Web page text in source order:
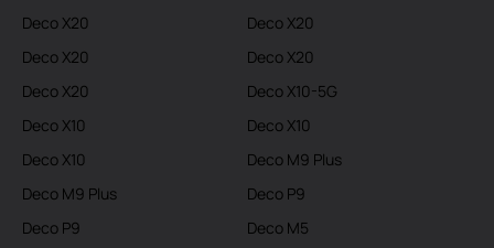
Deco X20
Deco X20
Deco X20
Deco X20
Deco X20
Deco X10-5G
Deco X10
Deco X10
Deco X10
Deco M9 Plus
Deco M9 Plus
Deco P9
Deco P9
Deco M5